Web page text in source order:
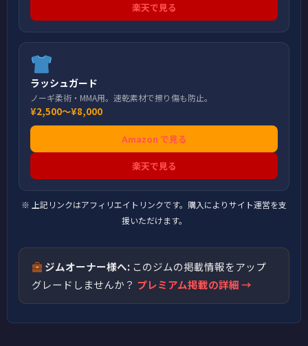
楽天で見る
ラッシュガード
ノーギ柔術・MMA用。速乾素材で擦り傷も防止。
¥2,500〜¥8,000
Amazon で見る
楽天で見る
※ 上記リンクはアフィリエイトリンクです。購入によりサイト運営を支
援いただけます。
ジムオーナー様へ: このジムの掲載情報をアップ
グレードしませんか？ プレミアム掲載の詳細 →